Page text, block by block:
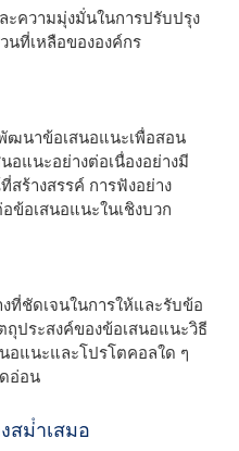
ะความมุ่งมั่นในการปรับปรุง
นที่เหลือขององค์กร
ฒนาข้อเสนอแนะเพื่อสอน
อแนะอย่างต่อเนื่องอย่างมี
ร้างสรรค์ การฟังอย่าง
ข้อเสนอแนะในเชิงบวก
ที่ชัดเจนในการให้และรับข้อ
ถุประสงค์ของข้อเสนอแนะวิธี
อแนะและโปรโตคอลใด ๆ
อ่อน
สม่ําเสมอ